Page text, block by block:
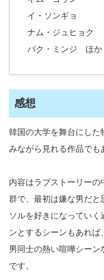
イ・ソンギョ
ナム・ジュヒョク
パク・ミンジ ほか
感想
韓国の大学を舞台にした
みながら見れる作品でも
内容はラブストーリー
群で、最初は嫌な男だと
ソルを好きになってい
ンとするシーンもあれば
男同士の熱い喧嘩シー
です。